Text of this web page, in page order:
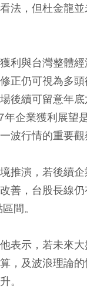
法，但杜金龍
利與台灣整體
正仍可視為多
後續可留意年
企業獲利展望
波行情的重要觀
推演，若後續
善，台股長線
間。
表示，若未來大
，及波浪理論
。